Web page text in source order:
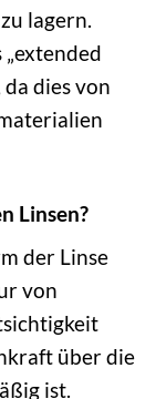
lagern.
dies von
Linsen?
der Linse
von
über die
ist.